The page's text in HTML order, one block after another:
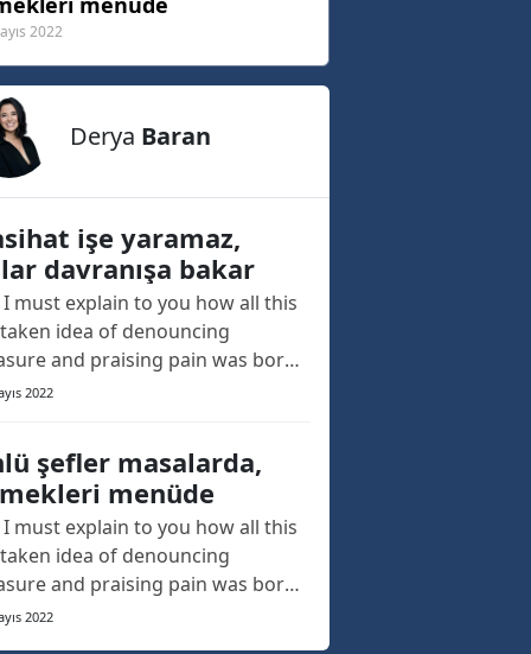
2022
Derya Baran
işe yaramaz,
davranışa bakar
must explain to you how all this
idea of denouncing
and praising pain was born
I will give you a complete account
truth, the master-builder of
happiness. The languages
differ in th...
2022
şefler masalarda,
menüde
must explain to you how all this
idea of denouncing
and praising pain was born
I will give you a complete account
2022